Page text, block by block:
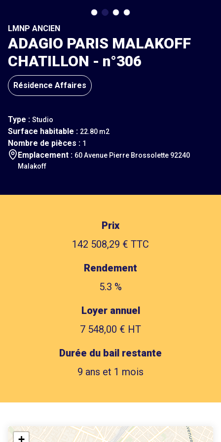
LMNP ANCIEN
ADAGIO PARIS MALAKOFF
CHATILLON - n°306
Résidence Affaires
Type : Studio
Surface habitable : 22.80 m2
Nombre de pièces : 1
Emplacement : 60 Avenue Pierre Brossolette 92240
Malakoff
Prix
142 508,29 € TTC
Rendement
5.3 %
Loyer annuel
7 548,00 € HT
Durée du bail restante
9 ans et 1 mois
+